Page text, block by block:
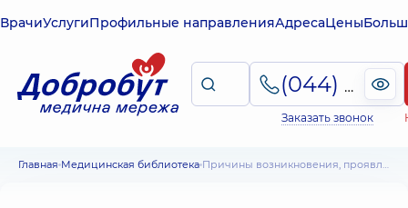
ВрачиУслугиПрофильные направленияАдресаЦены
(044) 495-2-888
Заказать звонок
Главная Медицинская библиотека Причины возникновения, проявления и лечение птоза верхнего века